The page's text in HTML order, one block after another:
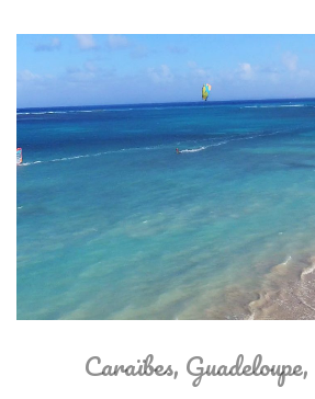
Caraïbes, Guadeloupe,